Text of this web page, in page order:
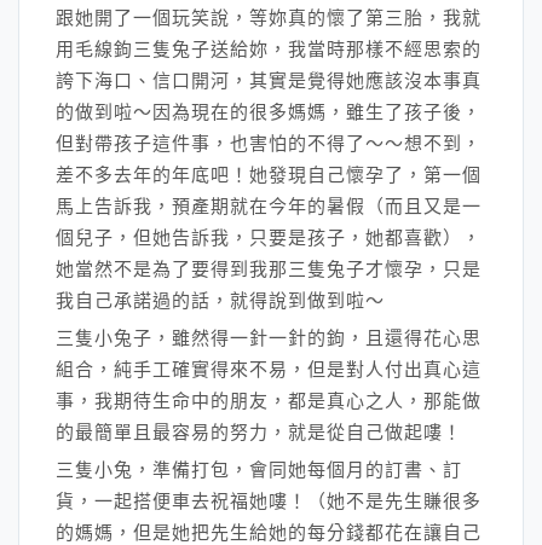
跟她開了一個玩笑說，等妳真的懷了第三胎，我就
用毛線鉤三隻兔子送給妳，我當時那樣不經思索的
誇下海口、信口開河，其實是覺得她應該沒本事真
的做到啦～因為現在的很多媽媽，雖生了孩子後，
但對帶孩子這件事，也害怕的不得了～～想不到，
差不多去年的年底吧！她發現自己懷孕了，第一個
馬上告訴我，預產期就在今年的暑假（而且又是一
個兒子，但她告訴我，只要是孩子，她都喜歡），
她當然不是為了要得到我那三隻兔子才懷孕，只是
我自己承諾過的話，就得說到做到啦～
三隻小兔子，雖然得一針一針的鉤，且還得花心思
組合，純手工確實得來不易，但是對人付出真心這
事，我期待生命中的朋友，都是真心之人，那能做
的最簡單且最容易的努力，就是從自己做起嘍！
三隻小兔，準備打包，會同她每個月的訂書、訂
貨，一起搭便車去祝福她嘍！（她不是先生賺很多
的媽媽，但是她把先生給她的每分錢都花在讓自己